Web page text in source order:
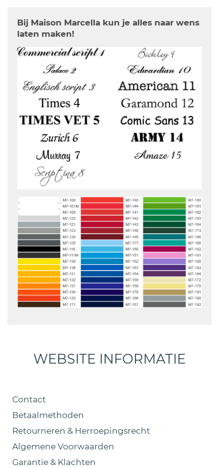
Bij Maison Marcella kun je alles naar wens
laten maken!
WEBSITE INFORMATIE
Contact
Betaalmethoden
Retourneren & Herroepingsrecht
Algemene Voorwaarden
Garantie & Klachten